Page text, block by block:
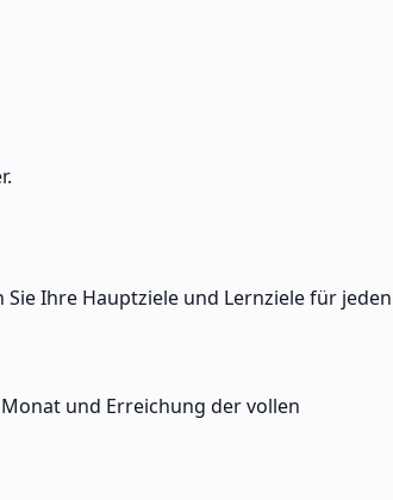
Ihre Hauptziele und Lernziele für jeden
und Erreichung der vollen